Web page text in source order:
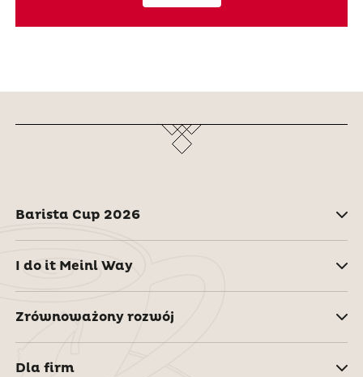
Barista Cup 2026
I do it Meinl Way
Zrównoważony rozwój
Dla firm